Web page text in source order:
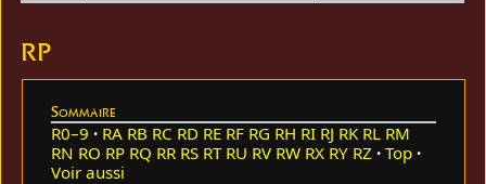
RP
Sommaire
R0–9 RA RB RC RD RE RF RG RH RI RJ RK RL RM
RN RO RP RQ RR RS RT RU RV RW RX RY RZ
Top
Voir aussi